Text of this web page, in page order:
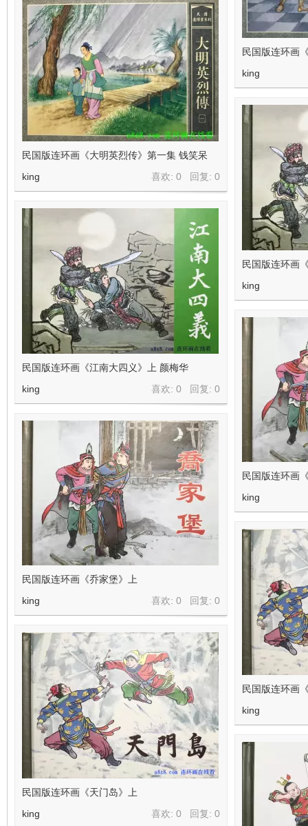
民国版连环画
king
民国版连环画《大明英烈传》第一集 钱笑呆
喜欢: 0 回复: 0
king
民国版连环画
king
民国版连环画《江南大四义》上 颜梅华
喜欢: 0 回复: 0
king
民国版连环画
king
民国版连环画《乔家堡》上
喜欢: 0 回复: 0
king
民国版连环画
king
民国版连环画《天门岛》上
喜欢: 0 回复: 0
king